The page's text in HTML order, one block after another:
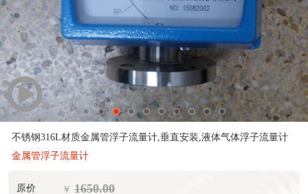
不锈钢316L材质金属管浮子流量计,垂直安装,液体气体浮子流量计
金属管浮子流量计
原价 ￥ 1650.00